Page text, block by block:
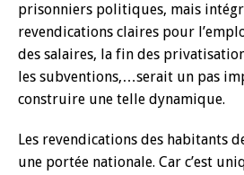
prisonniers politiques, mais
revendications claires pour
des salaires, la fin des
les subventions,…serait un pas
construire une telle dynamique.
Les revendications des habitants
une portée nationale. Car c’est